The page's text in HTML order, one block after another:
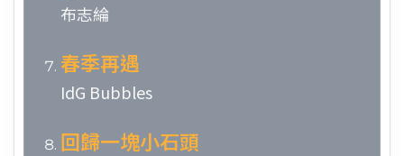
布志綸
春季再遇
IdG Bubbles
回歸一塊小石頭